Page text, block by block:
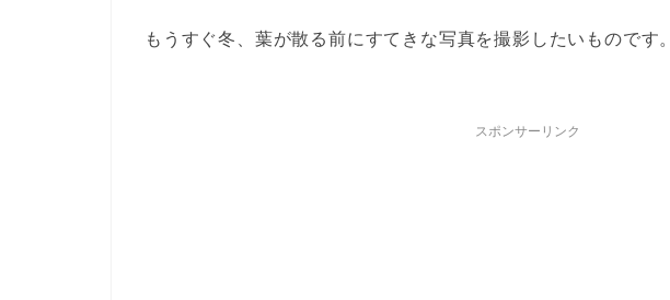
もうすぐ冬、葉が散る前にすてきな写真を撮影したいものです。
スポンサーリンク